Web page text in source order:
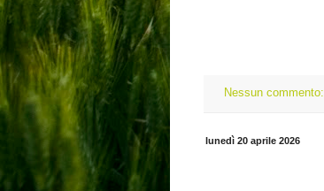
Nessun commento:
lunedì 20 aprile 2026